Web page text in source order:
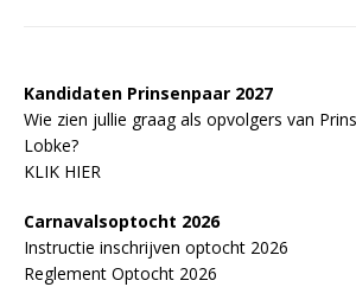
Kandidaten Prinsenpaar 2027
Wie zien jullie graag als opvolgers van
Lobke?
KLIK HIER
Carnavalsoptocht 2026
Instructie inschrijven optocht 2026
Reglement Optocht 2026